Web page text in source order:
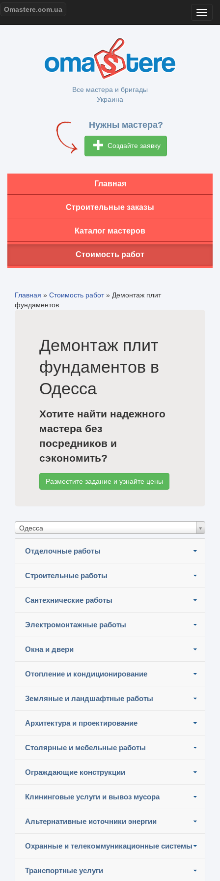
Omastere.com.ua
Все мастера и бригады
Украина
Нужны мастера?
Создайте заявку
Главная
Строительные заказы
Каталог мастеров
Стоимость работ
Главная » Стоимость работ» Демонтаж плит
фундаментов
Демонтаж плит
фундаментов в
Одесса
Хотите найти надежного
мастера без
посредников и
сэкономить?
Разместите задание и узнайте цены
Одесса
Отделочные работы
Строительные работы
Сантехнические работы
Электромонтажные работы
Окна и двери
Отопление и кондиционирование
Земляные и ландшафтные работы
Архитектура и проектирование
Столярные и мебельные работы
Ограждающие конструкции
Клининговые услуги и вывоз мусора
Альтернативные источники энергии
Охранные и телекоммуникационные системы
Транспортные услуги